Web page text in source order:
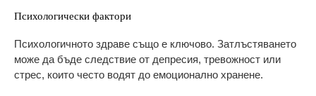
Психологически фактори
Психологичното здраве също е ключово. Затлъстяването
може да бъде следствие от депресия, тревожност или
стрес, които често водят до емоционално хранене.